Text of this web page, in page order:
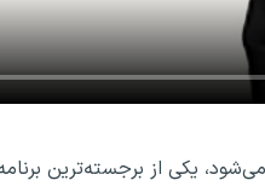
یکی از برجسته‌ترین